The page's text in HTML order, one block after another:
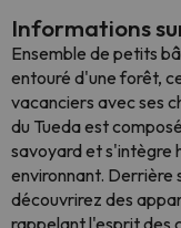
Informations
Ensemble de petits
entouré d'une forêt,
vacanciers avec ses
du Tueda est
savoyard et s'intègre
environnant. Derrière
découvrirez des
rappelant l'esprit des